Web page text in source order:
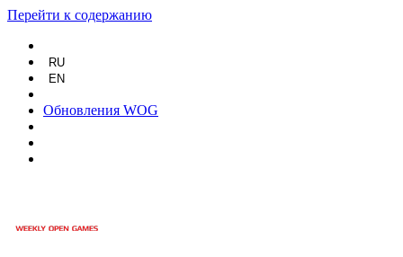
Перейти к содержанию
RU
EN
Обновления WOG